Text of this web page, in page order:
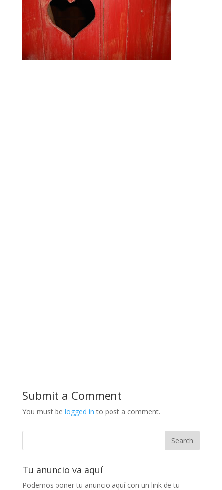
Submit a Comment
You must be logged in to post a comment.
Tu anuncio va aquí
Podemos poner tu anuncio aquí con un link de tu